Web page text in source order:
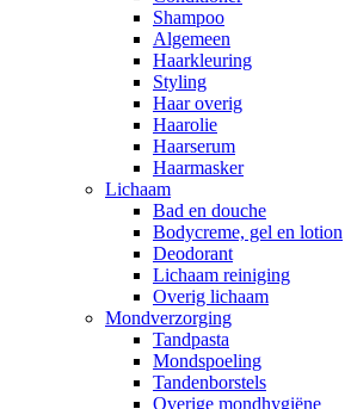
Shampoo
Algemeen
Haarkleuring
Styling
Haar overig
Haarolie
Haarserum
Haarmasker
Lichaam
Bad en douche
Bodycreme, gel en lotion
Deodorant
Lichaam reiniging
Overig lichaam
Mondverzorging
Tandpasta
Mondspoeling
Tandenborstels
Overige mondhygiëne